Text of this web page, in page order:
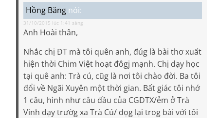
Hồng Băng nói:
31/10/2015 lúc 1:41 sáng
Anh Hoài thân,
Nhắc chị ĐT mà tôi quên anh, đúg là bài thơ xuất
hiện thời Chim Việt hoạt đôgj mạnh. Chị dạy học
tại quê anh: Trà cú, cũg là nơi tôi chào đời. Ba tôi
đổi về Ngãi Xuyên một thời gian. Bất giác tôi nhớ
1 câu, hình như câu đầu của CGDTX/ẻm ở Trà
Vinh dạy trườg xa Trà Cú/ đọg lại trog bài với tôi